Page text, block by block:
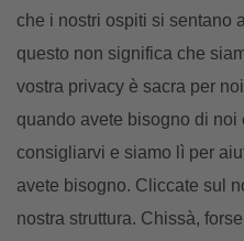
che i nostri ospiti si sentano
questo non significa che
vostra privacy è sacra per
quando avete bisogno di noi
consigliarvi e siamo lì per
avete bisogno. Cliccate sul
nostra struttura. Chissà,